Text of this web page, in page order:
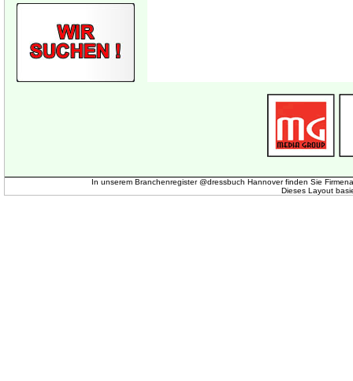
In unserem Branchenregister @dressbuch Hannover finden Sie
Dieses Layout